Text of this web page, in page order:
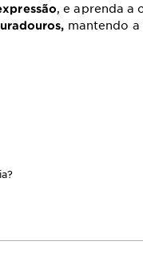
, e aprenda a
mantendo